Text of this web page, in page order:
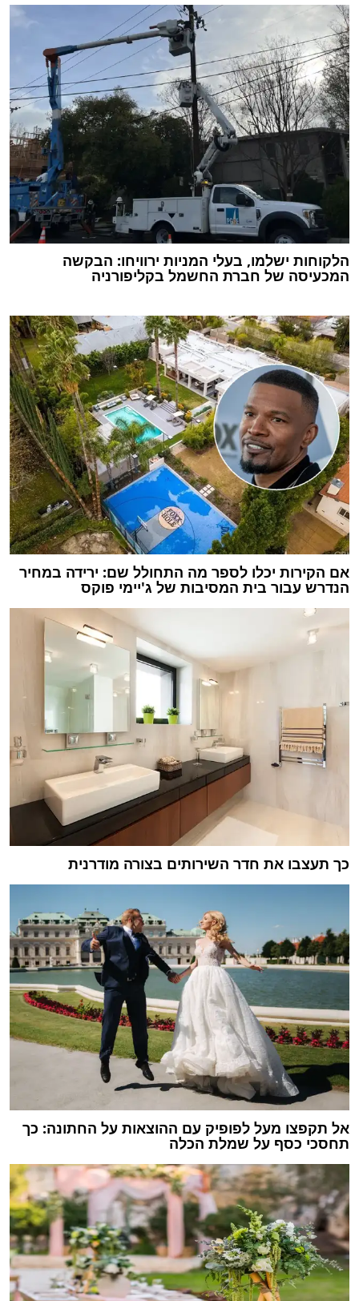
הלקוחות ישלמו, בעלי המניות ירוויחו: הבקשה
המכעיסה של חברת החשמל בקליפורניה
אם הקירות יכלו לספר מה התחולל שם: ירידה במחיר
הנדרש עבור בית המסיבות של ג'יימי פוקס
כך תעצבו את חדר השירותים בצורה מודרנית
אל תקפצו מעל לפופיק עם ההוצאות על החתונה: כך
תחסכי כסף על שמלת הכלה